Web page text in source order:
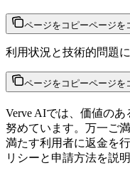
ページをコピーページを
利用状況と技術的問題
ページをコピーページを
Verve AIでは、価値の
努めています。万一ご
満たす利用者に返金を
リシーと申請方法を説明